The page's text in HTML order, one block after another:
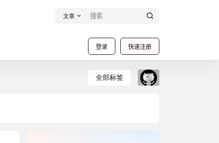
文章
登录 快速注册
全部标签 软件